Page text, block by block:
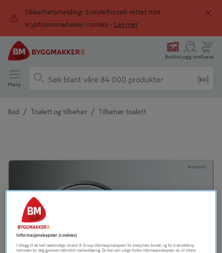
Sikkerhetsmelding: Svindelforsøk rettet mot
kryptolommebøker i omløp -
Les mer
ButikkLogg innKasse
Meny
Bad / Toalett og tilbehør / Tilbehør toalett
Informasjonskapsler (cookies)
I tillegg til de helt nødvendige, bruker K Group informasjonskapsler for analytiske formål, og for å skreddersy
nettsiden for deg gjennom målrettet markedsføring. Du kan selv velge hvilke informasjonskapsler du vil tillate